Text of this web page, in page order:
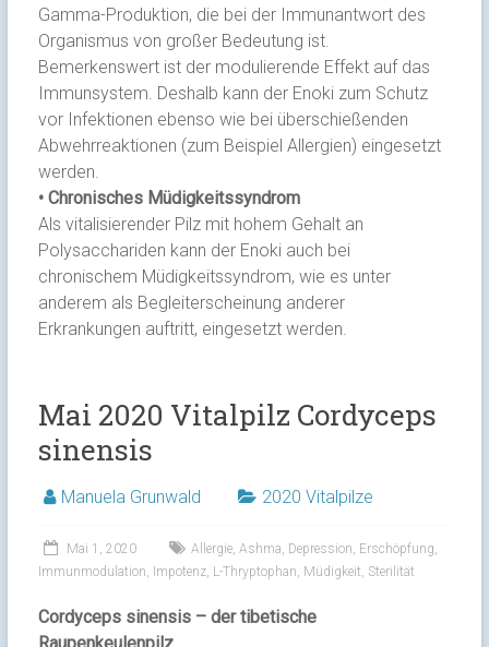
Gamma-Produktion, die bei der Immunantwort des
Organismus von großer Bedeutung ist.
Bemerkenswert ist der modulierende Effekt auf das
Immunsystem. Deshalb kann der Enoki zum Schutz
vor Infektionen ebenso wie bei überschießenden
Abwehrreaktionen (zum Beispiel Allergien) eingesetzt
werden.
• Chronisches Müdigkeitssyndrom
Als vitalisierender Pilz mit hohem Gehalt an
Polysacchariden kann der Enoki auch bei
chronischem Müdigkeitssyndrom, wie es unter
anderem als Begleiterscheinung anderer
Erkrankungen auftritt, eingesetzt werden.
Mai 2020 Vitalpilz Cordyceps
sinensis
Manuela Grunwald 2020 Vitalpilze
Mai 1, 2020 Allergie, Ashma Depression Erschöpfung
Immunmodulation Impotenz, L-Thryptophan Müdigkeit Sterilität
Cordyceps sinensis – der tibetische
Raupenkeulenpilz